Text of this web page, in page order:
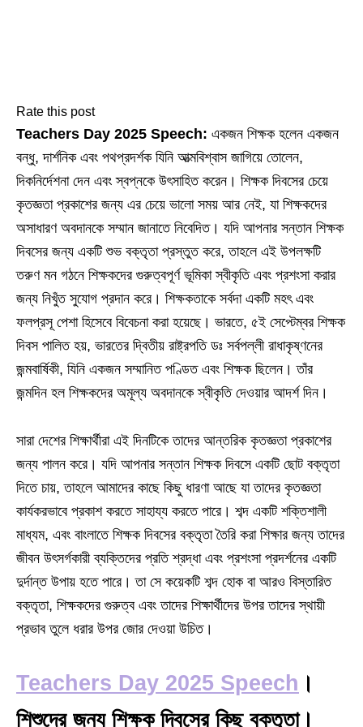
Rate this post
Teachers Day 2025 Speech: একজন শিক্ষক হলেন একজন
বন্ধু, দার্শনিক এবং পথপ্রদর্শক যিনি আত্মবিশ্বাস জাগিয়ে তোলেন,
দিকনির্দেশনা দেন এবং স্বপ্নকে উৎসাহিত করেন। শিক্ষক দিবসের চেয়ে
কৃতজ্ঞতা প্রকাশের জন্য এর চেয়ে ভালো সময় আর নেই, যা শিক্ষকদের
অসাধারণ অবদানকে সম্মান জানাতে নিবেদিত। যদি আপনার সন্তান শিক্ষক
দিবসের জন্য একটি শুভ বক্তৃতা প্রস্তুত করে, তাহলে এই উপলক্ষটি
তরুণ মন গঠনে শিক্ষকদের গুরুত্বপূর্ণ ভূমিকা স্বীকৃতি এবং প্রশংসা করার
জন্য নিখুঁত সুযোগ প্রদান করে। শিক্ষকতাকে সর্বদা একটি মহৎ এবং
ফলপ্রসূ পেশা হিসেবে বিবেচনা করা হয়েছে। ভারতে, ৫ই সেপ্টেম্বর শিক্ষক
দিবস পালিত হয়, ভারতের দ্বিতীয় রাষ্ট্রপতি ডঃ সর্বপল্লী রাধাকৃষ্ণনের
জন্মবার্ষিকী, যিনি একজন সম্মানিত পণ্ডিত এবং শিক্ষক ছিলেন। তাঁর
জন্মদিন হল শিক্ষকদের অমূল্য অবদানকে স্বীকৃতি দেওয়ার আদর্শ দিন।
সারা দেশের শিক্ষার্থীরা এই দিনটিকে তাদের আন্তরিক কৃতজ্ঞতা প্রকাশের
জন্য পালন করে। যদি আপনার সন্তান শিক্ষক দিবসে একটি ছোট বক্তৃতা
দিতে চায়, তাহলে আমাদের কাছে কিছু ধারণা আছে যা তাদের কৃতজ্ঞতা
কার্যকরভাবে প্রকাশ করতে সাহায্য করতে পারে। শব্দ একটি শক্তিশালী
মাধ্যম, এবং বাংলাতে শিক্ষক দিবসের বক্তৃতা তৈরি করা শিক্ষার জন্য তাদের
জীবন উৎসর্গকারী ব্যক্তিদের প্রতি শ্রদ্ধা এবং প্রশংসা প্রদর্শনের একটি
দুর্দান্ত উপায় হতে পারে। তা সে কয়েকটি শব্দ হোক বা আরও বিস্তারিত
বক্তৃতা, শিক্ষকদের গুরুত্ব এবং তাদের শিক্ষার্থীদের উপর তাদের স্থায়ী
প্রভাব তুলে ধরার উপর জোর দেওয়া উচিত।
Teachers Day 2025 Speech ।
শিশুদের জন্য শিক্ষক দিবসের কিছু বক্তৃতা।